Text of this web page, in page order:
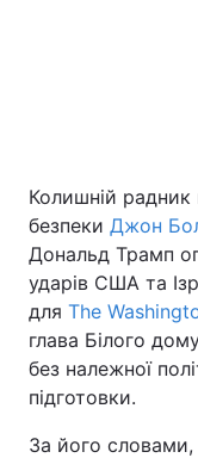
Колишній радник
безпеки Джон
Дональд Трамп
ударів США та
для The
глава Білого
без належної
підготовки.
За його словами,